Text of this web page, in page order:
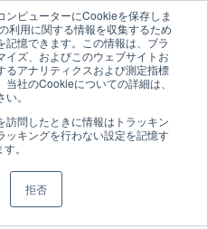
ンピューターにCookieを保存しま
利用に関する情報を収集するため
憶できます。この情報は、ブラ
イズ、およびこのウェブサイトお
るアナリティクスおよび測定指標
社のCookieについての詳細は、
。
問したときに情報はトラッキン
ッキングを行わない設定を記憶す
。
拒否
JP｜EN